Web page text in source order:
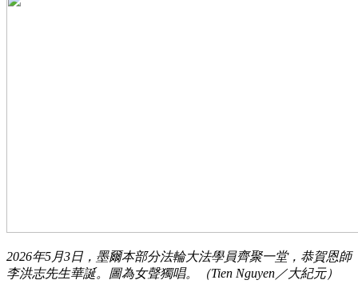
2026年5月3日，墨爾本部分法輪大法學員齊聚一堂，恭賀恩師
李洪志先生華誕。圖為女聲獨唱。（Tien Nguyen／大紀元）